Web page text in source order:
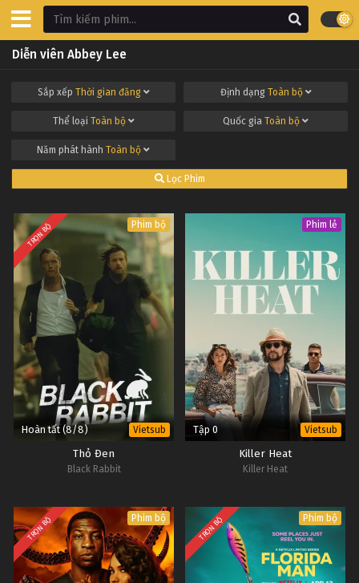
Diễn viên Abbey Lee
Sắp xếp Thời gian đăng Định dạng Toàn bộ
Thể loại Toàn bộ Quốc gia Toàn bộ
Năm phát hành Toàn bộ
Lọc Phim
TRỌN BỘ Phim bộ
Hoàn tất (8/8) Vietsub
Thỏ Đen
Black Rabbit
Phim lẻ
Tập 0 Vietsub
Killer Heat
Killer Heat
TRỌN BỘ Phim bộ TRỌN BỘ Phim bộ